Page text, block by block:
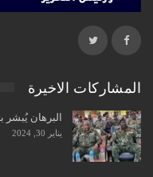
المشاركات الاخيرة
البرهان يُبشر
يناير 30, 2024